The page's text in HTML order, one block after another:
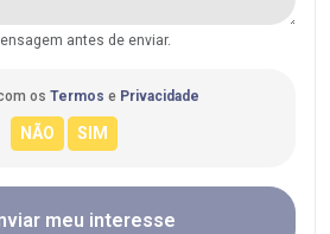
antes de enviar.
os Termos e Privacidade
meu interesse